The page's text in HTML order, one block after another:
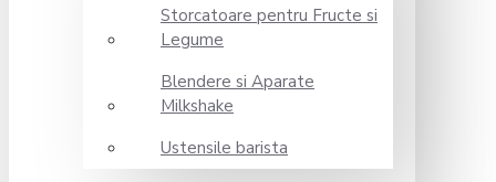
Storcatoare pentru Fructe si
Legume
Blendere si Aparate
Milkshake
Ustensile barista